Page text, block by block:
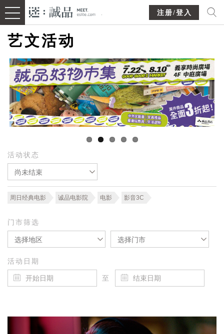
注册/登入
艺文活动
活动状态
尚未结束
周日经典电影 诚品电影院 电影 影音3C
门市筛选
选择地区 选择门市
活动日期
至